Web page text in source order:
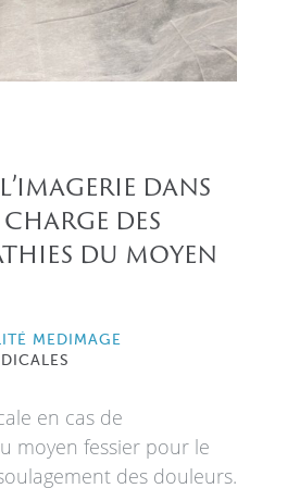
dans
des
du moyen
MEDIMAGE
en cas de
moyen fessier pour le
des douleurs.